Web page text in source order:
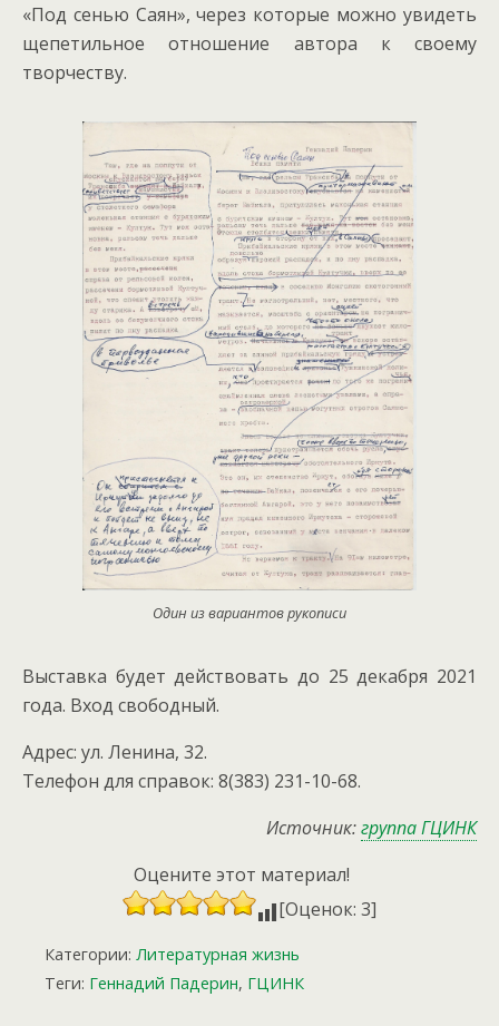
«Под сенью Саян», через которые можно увидеть
щепетильное отношение автора к своему
творчеству.
Один из вариантов рукописи
Выставка будет действовать до 25 декабря 2021
года. Вход свободный.
Адрес: ул. Ленина, 32.
Телефон для справок: 8(383) 231-10-68.
Источник:группа ГЦИНК
Оцените этот материал!
[Оценок: 3]
Категории: Литературная жизнь
Теги: Геннадий Падерин, ГЦИНК